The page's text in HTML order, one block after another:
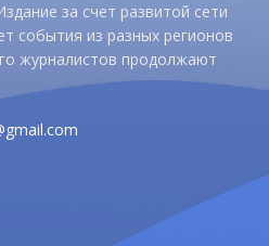
за счет развитой сети
события из разных регионов
журналистов продолжают